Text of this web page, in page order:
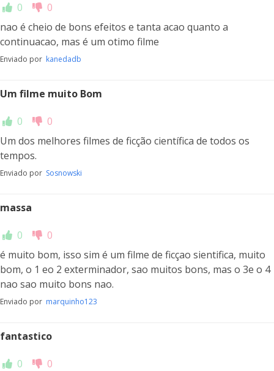
0
0
nao é cheio de bons efeitos e tanta acao quanto a
continuacao, mas é um otimo filme
Enviado por kanedadb
Um filme muito Bom
0
0
Um dos melhores filmes de ficção científica de todos os
tempos.
Enviado por Sosnowski
massa
0
0
é muito bom, isso sim é um filme de ficçao sientifica, muito
bom, o 1 eo 2 exterminador, sao muitos bons, mas o 3e o 4
nao sao muito bons nao.
Enviado por marquinho123
fantastico
0
0